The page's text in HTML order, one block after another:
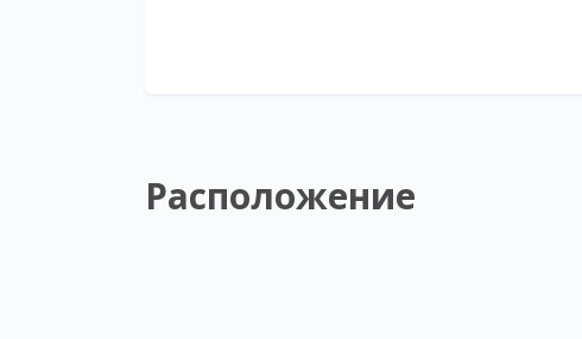
Расположение